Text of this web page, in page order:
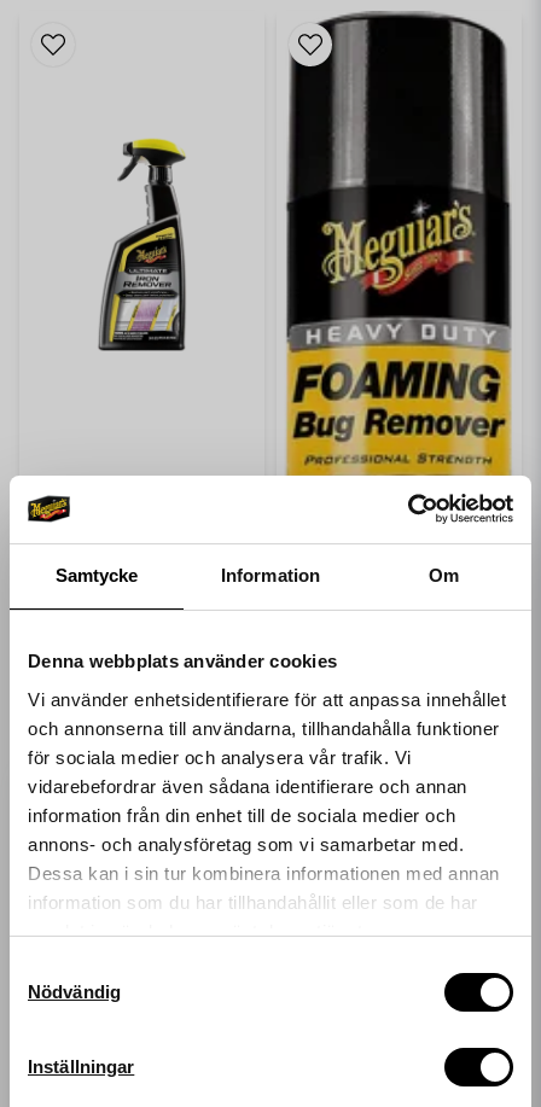
Samtycke Information Om
Denna webbplats använder cookies
Vi använder enhetsidentifierare för att anpassa innehållet
och annonserna till användarna, tillhandahålla funktioner
för sociala medier och analysera vår trafik. Vi
vidarebefordrar även sådana identifierare och annan
information från din enhet till de sociala medier och
annons- och analysföretag som vi samarbetar med.
Dessa kan i sin tur kombinera informationen med annan
information som du har tillhandahållit eller som de har
samlat in när du har använt deras tjänster.
Nödvändig
Inställningar
MEGUIAR’S ULTIMATE IRON REMOVER
279 kr
MEGUIARS
Få 10%* rabatt på
ditt nästa köp!
Ange din e-postadress nedan för att få en rabattkod på
Mejladress